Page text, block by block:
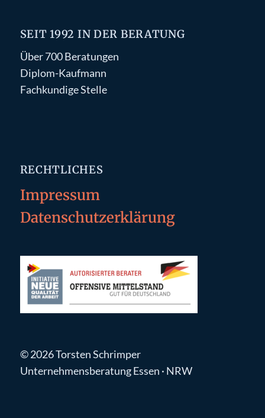
SEIT 1992 IN DER BERATUNG
Über 700 Beratungen
Diplom-Kaufmann
Fachkundige Stelle
RECHTLICHES
Impressum
Datenschutzerklärung
© 2026 Torsten Schrimper
Unternehmensberatung Essen · NRW